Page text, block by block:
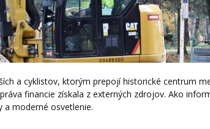
a cyklistov, ktorým prepojí historické centrum
financie získala z externých zdrojov. Ako
a moderné osvetlenie.